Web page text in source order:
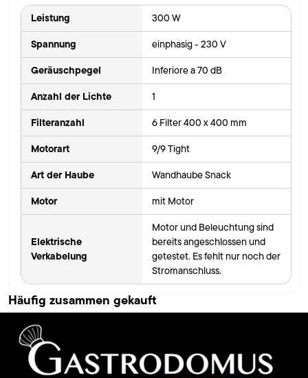
Leistung 300 W
Spannung einphasig - 230 V
Geräuschpegel Inferiore a 70 dB
Anzahl der Lichte 1
Filteranzahl 6 Filter 400 x 400 mm
Motorart 9/9 Tight
Art der Haube Wandhaube Snack
Motor mit Motor
Elektrische
Verkabelung
Motor und Beleuchtung sind
bereits angeschlossen und
getestet. Es fehlt nur noch der
Stromanschluss.
Häufig zusammen gekauft